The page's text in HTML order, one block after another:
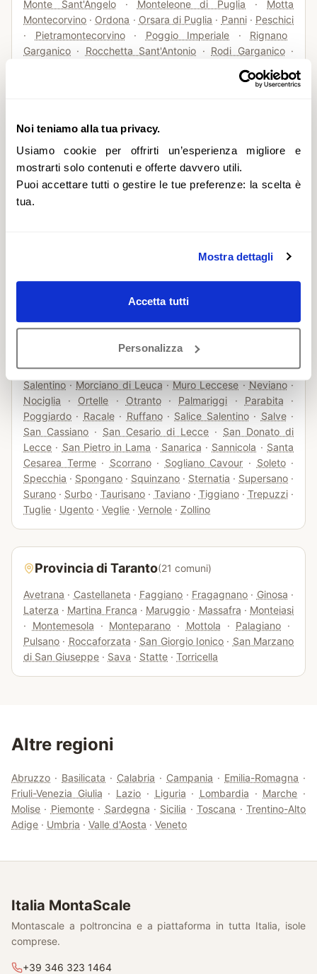
Noi teniamo alla tua privacy.
Usiamo cookie per offrirti un’esperienza migliore e
mostrarti solo contenuti e offerte davvero utili.
Puoi accettare tutti o gestire le tue preferenze: la scelta è
tua.
Mostra dettagli
Accetta tutti
Personalizza
Monte Sant'Angelo· Monteleone di Puglia · Motta
Montecorvino · Ordona · Orsara di Puglia · Panni· Peschici
· Pietramontecorvino· Poggio Imperiale · Rignano
Garganico · Rocchetta Sant'Antonio · Rodi Garganico·
San Nicandro Garganico·
Volturino·Zapponeta
Provincia di Lecce(84comuni)
Castri di Lecce·Castrignano de'
Diso·Gagliano del Capo
Giuggianello·Giurdignano·Guagnano·Lequile·Leverano
Melissano·Melpignano
Minervino di Lecce·Monteroni di Lecce·Montesano
Salentino · Morciano di Leuca · Muro Leccese · Neviano·
Nociglia · Ortelle · Otranto· Palmariggi · Parabita ·
Poggiardo · Racale· Ruffano· Salice Salentino· Salve·
San Cassiano · San Cesario di Lecce · San Donato di
Lecce · San Pietro in Lama · Sanarica · Sannicola · Santa
Cesarea Terme· Scorrano· Sogliano Cavour · Soleto·
Specchia · Spongano · Squinzano · Sternatia · Supersano ·
Surano · Surbo ·Taurisano · Taviano· Tiggiano· Trepuzzi·
Tuglie · Ugento · Veglie · Vernole · Zollino
Provincia di Taranto(21 comuni)
Avetrana · Castellaneta · Faggiano · Fragagnano · Ginosa ·
Laterza · Martina Franca · Maruggio · Massafra · Monteiasi
· Montemesola · Monteparano · Mottola · Palagiano ·
Pulsano · Roccaforzata · San Giorgio Ionico · San Marzano
di San Giuseppe · Sava · Statte · Torricella
Altre regioni
Abruzzo · Basilicata · Calabria · Campania · Emilia-Romagna ·
Friuli-Venezia Giulia · Lazio · Liguria · Lombardia · Marche ·
Molise · Piemonte· Sardegna · Sicilia ·Toscana ·Trentino-Alto
Adige · Umbria · Valle d'Aosta · Veneto
Italia MontaScale
Montascale a poltroncina e a piattaforma in tutta Italia, isole
comprese.
+39 346 323 1464